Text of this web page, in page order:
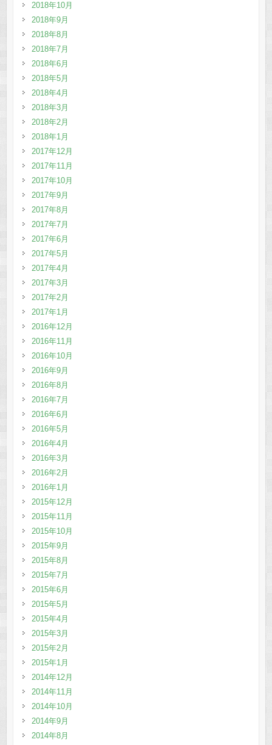
2018年10月
2018年9月
2018年8月
2018年7月
2018年6月
2018年5月
2018年4月
2018年3月
2018年2月
2018年1月
2017年12月
2017年11月
2017年10月
2017年9月
2017年8月
2017年7月
2017年6月
2017年5月
2017年4月
2017年3月
2017年2月
2017年1月
2016年12月
2016年11月
2016年10月
2016年9月
2016年8月
2016年7月
2016年6月
2016年5月
2016年4月
2016年3月
2016年2月
2016年1月
2015年12月
2015年11月
2015年10月
2015年9月
2015年8月
2015年7月
2015年6月
2015年5月
2015年4月
2015年3月
2015年2月
2015年1月
2014年12月
2014年11月
2014年10月
2014年9月
2014年8月